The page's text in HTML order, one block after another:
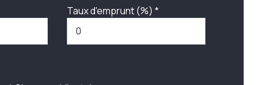
Taux d'emprunt (%) *